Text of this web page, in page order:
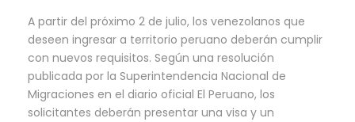
A partir del próximo 2 de julio, los venezolanos que
deseen ingresar a territorio peruano deberán cumplir
con nuevos requisitos. Según una resolución
publicada por la Superintendencia Nacional de
Migraciones en el diario oficial El Peruano, los
solicitantes deberán presentar una visa y un